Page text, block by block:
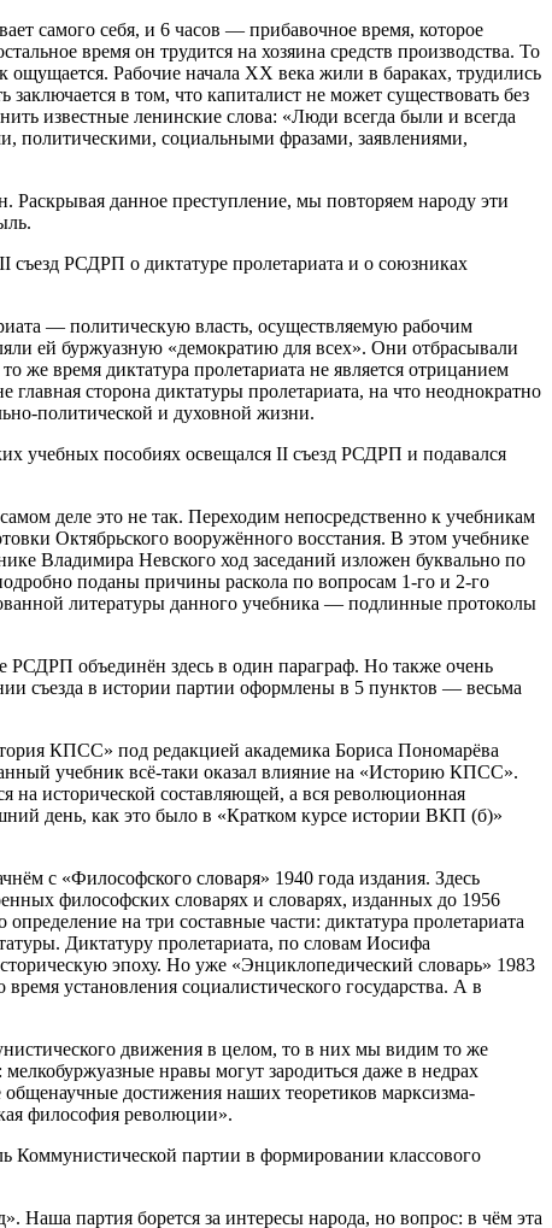
самого себя, и 6 часов — прибавочное время, которое
время он трудится на хозяина средств производства. То
ощущается. Рабочие начала ХХ века жили в бараках, трудились
в том, что капиталист не может существовать без
известные ленинские слова: «Люди всегда были и всегда
политическими, социальными фразами, заявлениями,
данное преступление, мы повторяем народу эти
РСДРП о диктатуре пролетариата и о союзниках
— политическую власть, осуществляемую рабочим
ей буржуазную «демократию для всех». Они отбрасывали
же время диктатура пролетариата не является отрицанием
сторона диктатуры пролетариата, на что неоднократно
политической и духовной жизни.
учебных пособиях освещался II съезд РСДРП и подавался
деле это не так. Переходим непосредственно к учебникам
Октябрьского вооружённого восстания. В этом учебнике
Владимира Невского ход заседаний изложен буквально по
поданы причины раскола по вопросам 1-го и 2-го
литературы данного учебника — подлинные протоколы
объединён здесь в один параграф. Но также очень
съезда в истории партии оформлены в 5 пунктов — весьма
КПСС» под редакцией академика Бориса Пономарёва
учебник всё-таки оказал влияние на «Историю КПСС».
на исторической составляющей, а вся революционная
день, как это было в «Кратком курсе истории ВКП (б)»
с «Философского словаря» 1940 года издания. Здесь
философских словарях и словарях, изданных до 1956
на три составные части: диктатура пролетариата
Диктатуру пролетариата, по словам Иосифа
эпоху. Но уже «Энциклопедический словарь» 1983
установления социалистического государства. А в
движения в целом, то в них мы видим то же
нравы могут зародиться даже в недрах
общенаучные достижения наших теоретиков марксизма-
философия революции».
партии в формировании классового
Наша партия борется за интересы народа, но вопрос: в чём эта